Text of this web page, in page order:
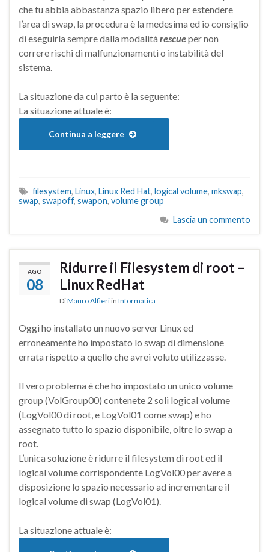
che tu abbia abbastanza spazio libero per estendere
l’area di swap, la procedura è la medesima ed io consiglio
di eseguirla sempre dalla modalità rescueper non
correre rischi di malfunzionamenti o instabilità del
sistema.
La situazione da cui parto è la seguente:
La situazione attuale è:
Continua a leggere
filesystem, Linux, Linux Red Hat, logical volume, mkswap,
swap, swapoff, swapon, volume group
Lascia un commento
AGO
08
Ridurre il Filesystem di root –
Linux RedHat
DiMauro Alfieri in Informatica
Oggi ho installato un nuovo server Linux ed
erroneamente ho impostato lo swap di dimensione
errata rispetto a quello che avrei voluto utilizzasse.
Il vero problema è che ho impostato un unico volume
group (VolGroup00) contenete 2 soli logical volume
(LogVol00 di root, e LogVol01 come swap) e ho
assegnato tutto lo spazio disponibile, oltre lo swap a
root.
L’unica soluzione è ridurre il filesystem di root ed il
logical volume corrispondente LogVol00 per avere a
disposizione lo spazio necessario ad incrementare il
logical volume di swap (LogVol01).
La situazione attuale è: